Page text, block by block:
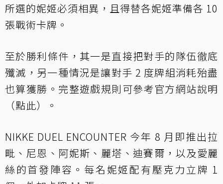
所選的妮姬必須相異，且得替各妮姬準備各 10
張戰術卡牌。
至於勝利條件，其一是直接把對手的隊伍徹底
殲滅，另一種情況是讓對手 2 度牌組消耗殆盡
也算獲勝。完整遊戲規則可參考官方網站說明
（點此）。
NIKKE DUEL ENCOUNTER 今年 8 月即推出拉
毗、尼恩、阿妮斯、麗塔、迪賽爾，以及愛麗
絲的首發陣容。每名妮姬配有壓克力立牌 1